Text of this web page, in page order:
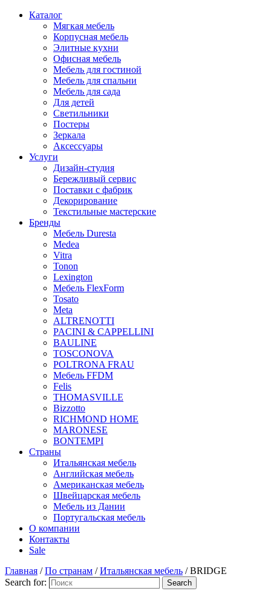
Каталог
Мягкая мебель
Корпусная мебель
Элитные кухни
Офисная мебель
Мебель для гостиной
Мебель для спальни
Мебель для сада
Для детей
Светильники
Постеры
Зеркала
Аксессуары
Услуги
Дизайн-студия
Бережливый сервис
Поставки с фабрик
Декорирование
Текстильные мастерские
Бренды
Мебель Duresta
Medea
Vitra
Tonon
Lexington
Мебель FlexForm
Tosato
Meta
ALTRENOTTI
PACINI & CAPPELLINI
BAULINE
TOSCONOVA
POLTRONA FRAU
Мебель FFDM
Felis
THOMASVILLE
Bizzotto
RICHMOND HOME
MARONESE
BONTEMPI
Страны
Итальянская мебель
Английская мебель
Американская мебель
Швейцарская мебель
Мебель из Дании
Португальская мебель
О компании
Контакты
Sale
Главная /По странам /Итальянская мебель / BRIDGE
Search for:
Search